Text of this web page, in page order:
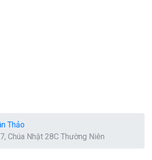
Thảo
Chúa Nhật 28C Thường Niên